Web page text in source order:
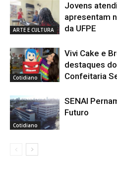
ARTE E CULTURA
Jovens
apresentam
da UFPE
Cotidiano
Vivi Cake e
destaques
Confeitaria
Cotidiano
SENAI
Futuro